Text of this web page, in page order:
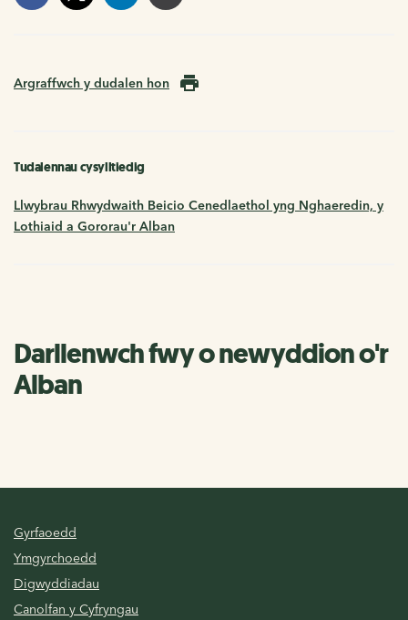
Argraffwch y dudalen hon
Tudalennau cysylltiedig
Llwybrau Rhwydwaith Beicio Cenedlaethol yng Nghaeredin, y
Lothiaid a Gororau'r Alban
Darllenwch fwy o newyddion o'r
Alban
Gyrfaoedd
Ymgyrchoedd
Digwyddiadau
Canolfan y Cyfryngau